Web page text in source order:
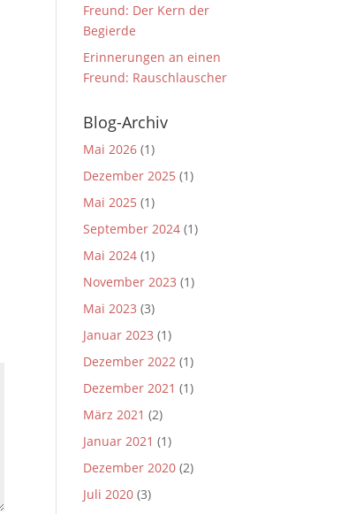
Freund: Der Kern der
Begierde
Erinnerungen an einen
Freund: Rauschlauscher
Blog-Archiv
Mai 2026 (1)
Dezember 2025 (1)
Mai 2025 (1)
September 2024 (1)
Mai 2024 (1)
November 2023 (1)
Mai 2023 (3)
Januar 2023 (1)
Dezember 2022 (1)
Dezember 2021 (1)
März 2021 (2)
Januar 2021 (1)
Dezember 2020 (2)
Juli 2020 (3)